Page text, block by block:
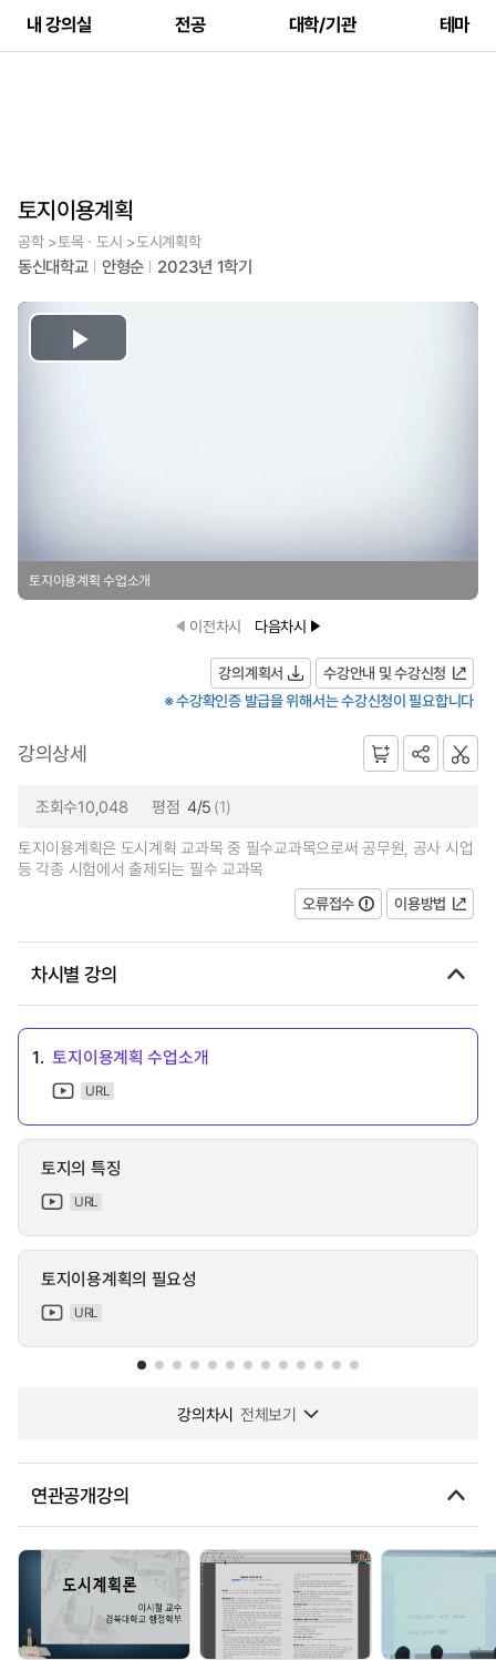
내 강의실 전공 대학/기관 테마
토지이용계획
공학 >토목ㆍ도시 >도시계획학
동신대학교 안형순 2023년 1학기
Play
토지이용계획 수업소개
이전차시 다음차시
강의계획서
수강안내 및 수강신청
※ 수강확인증 발급을 위해서는 수강신청이 필요합니다
강의상세
조회수10,048 평점 4/5 (1)
토지이용계획은 도시계획 교과목 중 필수교과목으로써 공무원, 공사 시업
등 각종 시험에서 출제되는 필수 교과목
오류접수
이용방법
차시별 강의
1. 토지이용계획 수업소개
URL
토지의 특징
URL
토지이용계획의 필요성
URL
강의차시 전체보기
연관공개강의